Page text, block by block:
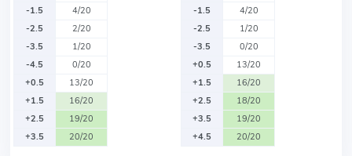
-1.5
4/20
-2.5
2/20
-3.5
1/20
-4.5
0/20
+0.5
13/20
+1.5
16/20
+2.5
19/20
+3.5
20/20
-1.5
4/20
-2.5
1/20
-3.5
0/20
+0.5
13/20
+1.5
16/20
+2.5
18/20
+3.5
19/20
+4.5
20/20